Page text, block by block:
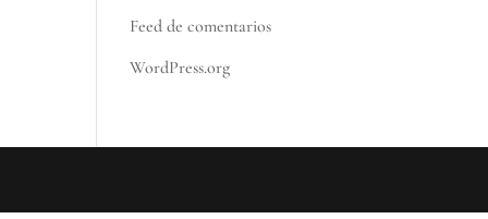
Feed de comentarios
WordPress.org